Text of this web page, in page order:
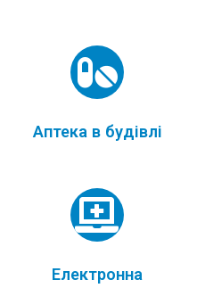
Аптека в будівлі
Електронна